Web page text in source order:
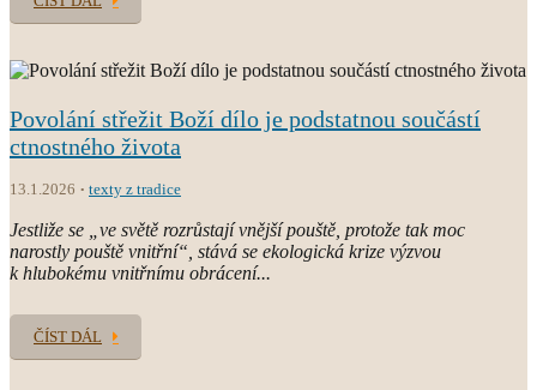
Povolání střežit Boží dílo je podstatnou součástí
ctnostného života
13.1.2026 texty z tradice
Jestliže se „ve světě rozrůstají vnější pouště, protože tak moc
narostly pouště vnitřní“, stává se ekologická krize výzvou
k hlubokému vnitřnímu obrácení...
ČÍST DÁL